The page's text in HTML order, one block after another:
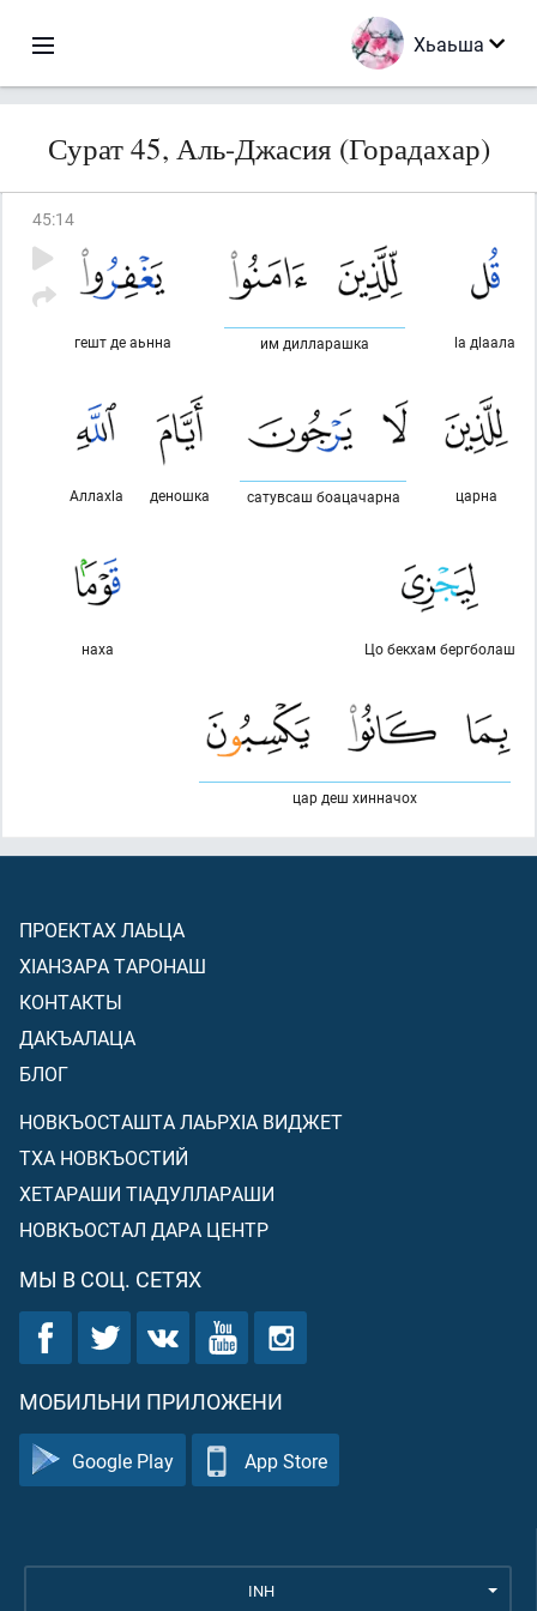
Хьаьша
Сурат 45, Аль-Джасия (Горадахар)
45:14
lа дlаала
им дилларашка
гешт де аьнна
царна
сатувсаш боацачарна
деношка
Аллахlа
Цо бекхам бергболаш
наха
цар деш хинначох
ПРОЕКТАХ ЛАЬЦА
ХIАНЗАРА ТАРОНАШ
КОНТАКТЫ
ДАКЪАЛАЦА
БЛОГ
НОВКЪОСТАШТА ЛАЬРХIА ВИДЖЕТ
ТХА НОВКЪОСТИЙ
ХЕТАРАШИ ТIАДУЛЛАРАШИ
НОВКЪОСТАЛ ДАРА ЦЕНТР
МЫ В СОЦ. СЕТЯХ
МОБИЛЬНИ ПРИЛОЖЕНИ
Google Play App Store
INH